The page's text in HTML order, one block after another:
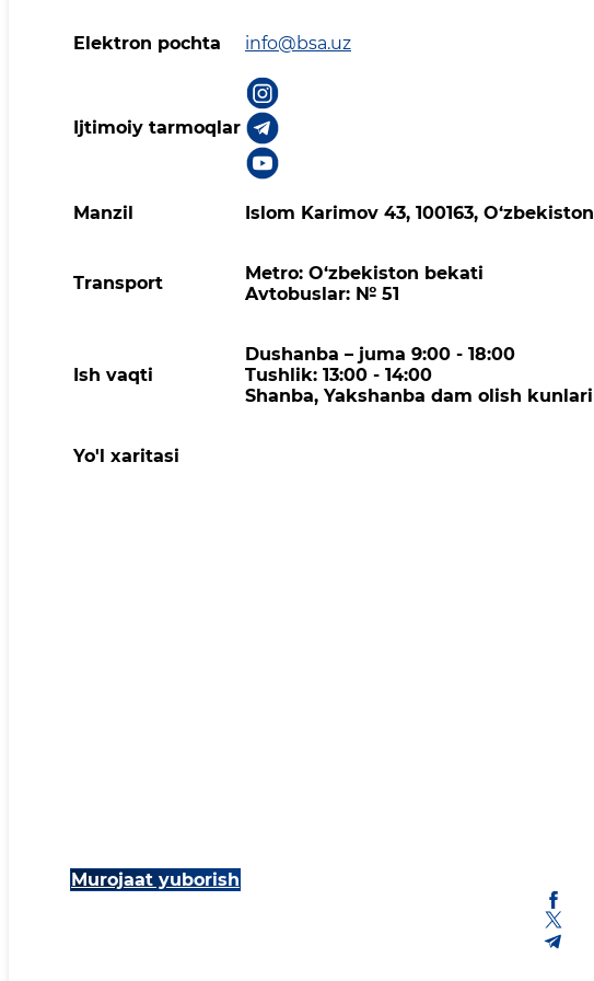
Elektron pochta info@bsa.uz
Ijtimoiy tarmoqlar
Manzil Islom Karimov 43, 100163, O‘zbekiston
Transport
Metro: O‘zbekiston bekati
Avtobuslar: № 51
Ish vaqti
Dushanba – juma 9:00 - 18:00
Tushlik: 13:00 - 14:00
Shanba, Yakshanba dam olish kunlari
Yo'l xaritasi
Murojaat yuborish